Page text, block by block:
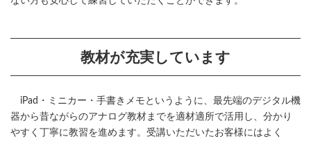
教材が充実しています
iPad・ミニカー・手書きメモというように、最先端のデジタル機
器から昔ながらのアナログ教材までを適材適所で活用し、分かり
やすく丁寧に教習を進めます。受講いただいたお客様にはよく